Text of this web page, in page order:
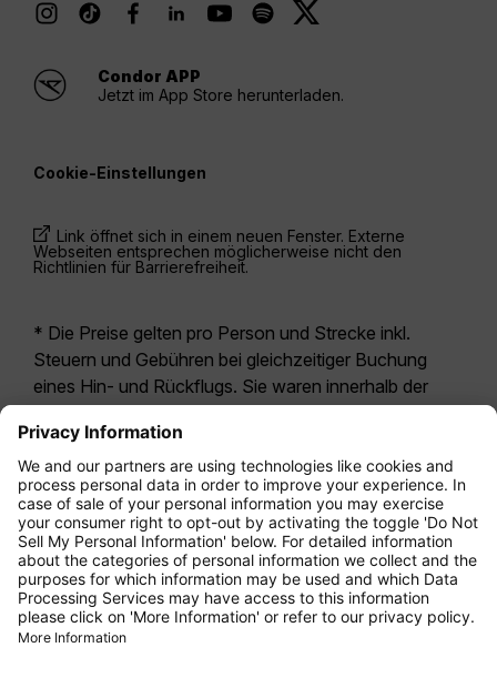
Condor APP
Jetzt im App Store herunterladen.
Cookie-Einstellungen
Link öffnet sich in einem neuen Fenster. Externe
Webseiten entsprechen möglicherweise nicht den
Richtlinien für Barrierefreiheit.
* Die Preise gelten pro Person und Strecke inkl.
Steuern und Gebühren bei gleichzeitiger Buchung
eines Hin- und Rückflugs. Sie waren innerhalb der
letzten 24 Stunden verfügbar und sind
möglicherweise nicht mehr aktuell. Bei den für die
Economy Class angegebenen Tarifen handelt es
sich i.d.R. um Economy Zero, unsere restriktivste
Tarifoption. Es können hierfür zusätzliche Gebühren
fürAufgabegepäck oder für andere optionale
Leistungen anfallen. Es gelten dieAllgemeinen
Geschäftsbedingungen .